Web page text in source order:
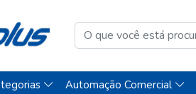
Automação Comercial